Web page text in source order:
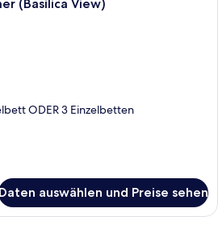
(Basilica View)
ODER 3 Einzelbetten
auswählen und Preise sehen